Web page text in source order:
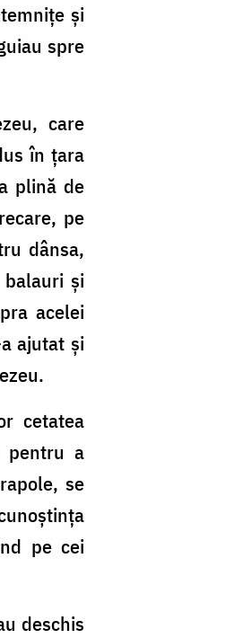
și
spre
care
în țara
plină de
pe
dânsa,
și
acelei
ajutat și
cetatea
pentru a
se
pe cei
deschis